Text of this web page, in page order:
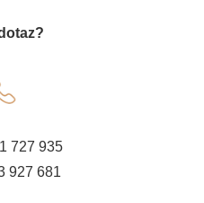
727 935
927 681